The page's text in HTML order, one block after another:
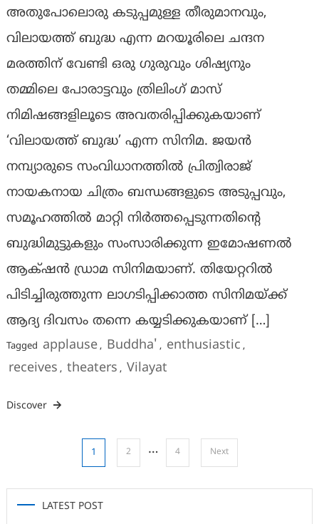
അതുപോലൊരു കടുപ്പമുള്ള തീരുമാനവും,
വിലായത്ത് ബുദ്ധ എന്ന മറയൂരിലെ ചന്ദന
മരത്തിന് വേണ്ടി ഒരു ഗുരുവും ശിഷ്യനും
തമ്മിലെ പോരാട്ടവും ത്രിലിംഗ് മാസ്
നിമിഷങ്ങളിലൂടെ അവതരിപ്പിക്കുകയാണ്
‘വിലായത്ത് ബുദ്ധ’ എന്ന സിനിമ. ജയൻ
നമ്പ്യാരുടെ സംവിധാനത്തിൽ പ്രിത്വിരാജ്
നായകനായ ചിത്രം ബന്ധങ്ങളുടെ അടുപ്പവും,
സമൂഹത്തിൽ മാറ്റി നിർത്തപ്പെടുന്നതിന്റെ
ബുദ്ധിമുട്ടുകളും സംസാരിക്കുന്ന ഇമോഷണൽ
ആക്‌ഷൻ ഡ്രാമ സിനിമയാണ്. തിയേറ്ററിൽ
പിടിച്ചിരുത്തുന്ന ലാഗടിപ്പിക്കാത്ത സിനിമയ്ക്ക്
ആദ്യ ദിവസം തന്നെ കയ്യടിക്കുകയാണ് […]
Tagged applause, Buddha' , enthusiastic ,
receives , theaters , Vilayat
Discover
1 2 … 4 Next
LATEST POST